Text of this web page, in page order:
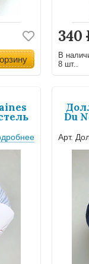
340
В
8 шт..
Du
Арт.